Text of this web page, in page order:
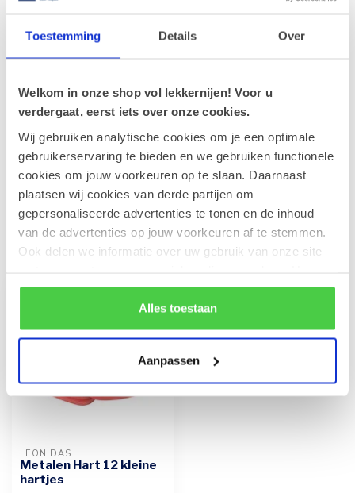
Toestemming Details Over
Welkom in onze shop vol lekkernijen! Voor u
verdergaat, eerst iets over onze cookies.
Wij gebruiken analytische cookies om je een optimale
gebruikerservaring te bieden en we gebruiken functionele
cookies om jouw voorkeuren op te slaan. Daarnaast
plaatsen wij cookies van derde partijen om
gepersonaliseerde advertenties te tonen en de inhoud
van de advertenties op jouw voorkeuren af te stemmen.
Ook delen we informatie over uw gebruik van onze site
rekening mee dat als je bepaalde cookies blokkeert, het
de correcte werking van de website kan verstoren.
Alles toestaan
Aanpassen
€5,00
Op voorraad
Champagne Gobillard Grande
Réserve 37,5 cl.
Op voorraad
€24,90
Recent bekeken
LEONIDAS
Metalen Hart 12 kleine
hartjes